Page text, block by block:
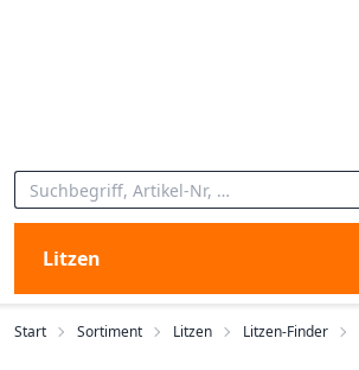
Litzen
Start Sortiment Litzen Litzen-Finder